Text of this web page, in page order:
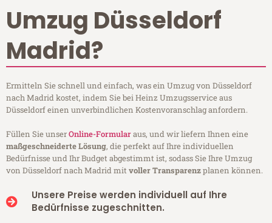
Umzug Düsseldorf
Madrid?
Ermitteln Sie schnell und einfach, was ein Umzug von Düsseldorf
nach Madrid kostet, indem Sie bei Heinz Umzugsservice aus
Düsseldorf einen unverbindlichen Kostenvoranschlag anfordern.
Füllen Sie unserOnline-Formularaus, und wir liefern Ihnen eine
maßgeschneiderte Lösung, die perfekt auf Ihre individuellen
Bedürfnisse und Ihr Budget abgestimmt ist, sodass Sie Ihre Umzug
von Düsseldorf nach Madrid mitvoller Transparenzplanen können.
Unsere Preise werden individuell auf Ihre
Bedürfnisse zugeschnitten.